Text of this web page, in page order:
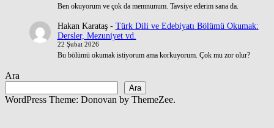
Ben okuyorum ve çok da memnunum. Tavsiye ederim sana da.
Hakan Karataş- Türk Dili ve Edebiyatı Bölümü Okumak:
Dersler, Mezuniyet vd.
22 Şubat 2026
Bu bölümü okumak istiyorum ama korkuyorum. Çok mu zor olur?
Ara
Ara
WordPress Theme: Donovan by ThemeZee.